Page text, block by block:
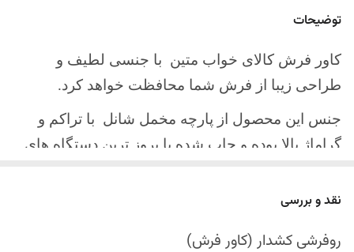
ارسال کالا
آینده
توضیحات
کاور فرش کالای خواب متین با جنسی لطیف و
طراحی زیبا از فرش شما محافظت خواهد کرد.
جنس این محصول از پارچه مخمل شانل با تراکم و
گراماژ بالا بوده و چاپ شده با بروز ترین دستگاه های
چهار گوشه این محصول با کش باکیفیت دوخته‌شده
نقد و بررسی
روفرشی کشدار (کاور فرش)